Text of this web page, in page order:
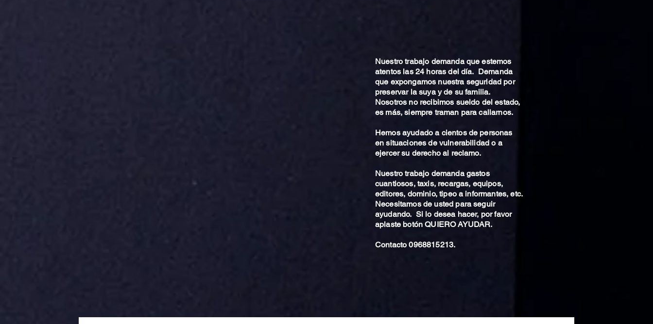
Nuestro trabajo demanda que estemos
atentos las 24 horas del día. Demanda
que expongamos nuestra seguridad por
preservar la suya y de su familia.
Nosotros no recibimos sueldo del estado,
es más, siempre traman para callarnos.
Hemos ayudado a cientos de personas
en situaciones de vulnerabilidad o a
ejercer su derecho al reclamo.
Nuestro trabajo demanda gastos
cuantiosos, taxis, recargas, equipos,
editores, dominio, tipeo a informantes, etc.
Necesitamos de usted para seguir
ayudando. Si lo desea hacer, por favor
aplaste botón QUIERO AYUDAR.
Contacto 0968815213.